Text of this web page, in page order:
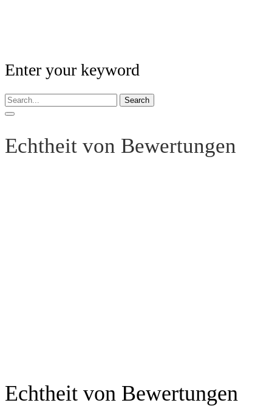
Enter your keyword
Search
Echtheit von Bewertungen
Echtheit von Bewertungen